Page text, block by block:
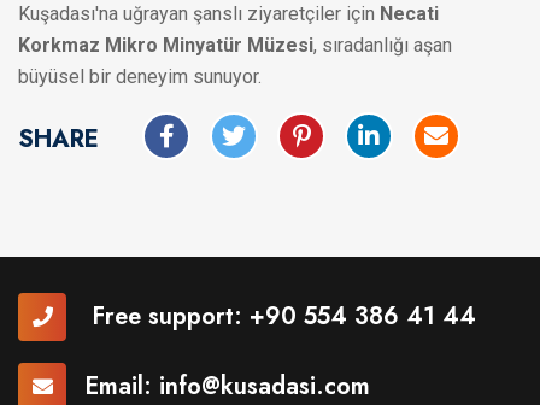
Kuşadası'na uğrayan şanslı ziyaretçiler için Necati
Korkmaz Mikro Minyatür Müzesi, sıradanlığı aşan
büyüsel bir deneyim sunuyor.
SHARE
Free support: +90 554 386 41 44
Email: info@kusadasi.com